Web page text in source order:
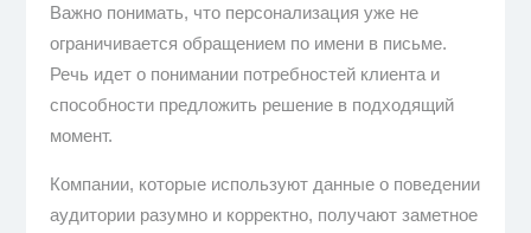
Важно понимать, что персонализация уже не
ограничивается обращением по имени в письме.
Речь идет о понимании потребностей клиента и
способности предложить решение в подходящий
момент.
Компании, которые используют данные о поведении
аудитории разумно и корректно, получают заметное